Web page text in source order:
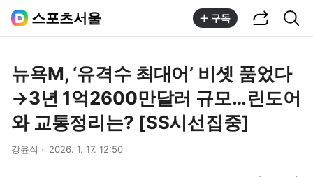
스포츠서울 구독
뉴욕M, ‘유격수 최대어’ 비솃 품었다
→3년 1억2600만달러 규모…린도어
와 교통정리는? [SS시선집중]
강윤식 2026. 1. 17. 12:50